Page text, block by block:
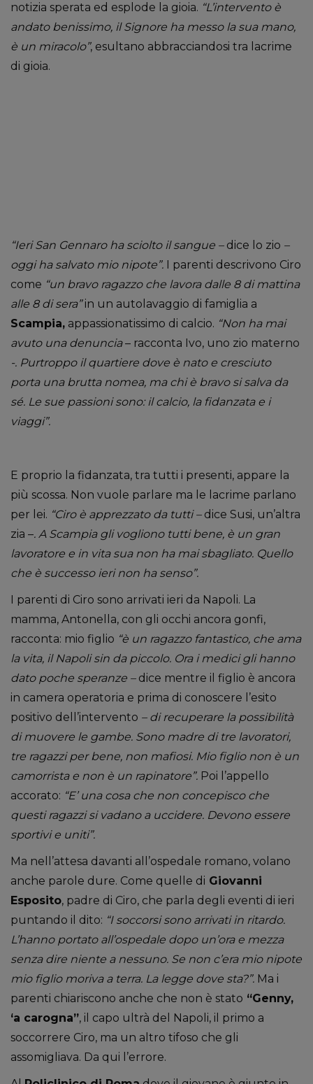
notizia sperata ed esplode la gioia. “L’intervento è
andato benissimo, il Signore ha messo la sua mano,
è un miracolo”, esultano abbracciandosi tra lacrime
di gioia.
“Ieri San Gennaro ha sciolto il sangue – dice lo zio –
oggi ha salvato mio nipote”. I parenti descrivono Ciro
come “un bravo ragazzo che lavora dalle 8 di mattina
alle 8 di sera”in un autolavaggio di famiglia a
Scampia, appassionatissimo di calcio. “Non ha mai
avuto una denuncia– racconta Ivo, uno zio materno
-. Purtroppo il quartiere dove è nato e cresciuto
porta una brutta nomea, ma chi è bravo si salva da
sé. Le sue passioni sono: il calcio, la fidanzata e i
viaggi”.
E proprio la fidanzata, tra tutti i presenti, appare la
più scossa. Non vuole parlare ma le lacrime parlano
per lei. “Ciro è apprezzato da tutti – dice Susi, un’altra
zia –. A Scampia gli vogliono tutti bene, è un gran
lavoratore e in vita sua non ha mai sbagliato. Quello
che è successo ieri non ha senso”.
I parenti di Ciro sono arrivati ieri da Napoli. La
mamma, Antonella, con gli occhi ancora gonfi,
racconta: mio figlio “è un ragazzo fantastico, che ama
la vita, il Napoli sin da piccolo. Ora i medici gli hanno
dato poche speranze –dice mentre il figlio è ancora
in camera operatoria e prima di conoscere l’esito
positivo dell’intervento – di recuperare la possibilità
di muovere le gambe. Sono madre di tre lavoratori,
tre ragazzi per bene, non mafiosi. Mio figlio non è un
camorrista e non è un rapinatore”. Poi l’appello
accorato: “E’ una cosa che non concepisco che
questi ragazzi si vadano a uccidere. Devono essere
sportivi e uniti”.
Ma nell’attesa davanti all’ospedale romano, volano
anche parole dure. Come quelle di Giovanni
Esposito, padre di Ciro, che parla degli eventi di ieri
puntando il dito: “I soccorsi sono arrivati in ritardo.
L’hanno portato all’ospedale dopo un’ora e mezza
senza dire niente a nessuno. Se non c’era mio nipote
mio figlio moriva a terra. La legge dove sta?”. Ma i
parenti chiariscono anche che non è stato “Genny,
‘a carogna”, il capo ultrà del Napoli, il primo a
soccorrere Ciro, ma un altro tifoso che gli
assomigliava. Da qui l’errore.